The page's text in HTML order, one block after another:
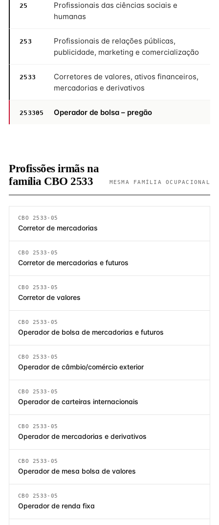
25
Profissionais das ciências sociais e
humanas
253
Profissionais de relações públicas,
publicidade, marketing e comercialização
2533
Corretores de valores, ativos financeiros,
mercadorias e derivativos
253305 Operador de bolsa – pregão
Profissões irmãs na
família CBO 2533
MESMA FAMÍLIA OCUPACIONAL
CBO 2533-05
Corretor de mercadorias
CBO 2533-05
Corretor de mercadorias e futuros
CBO 2533-05
Corretor de valores
CBO 2533-05
Operador de bolsa de mercadorias e futuros
CBO 2533-05
Operador de câmbio/comércio exterior
CBO 2533-05
Operador de carteiras internacionais
CBO 2533-05
Operador de mercadorias e derivativos
CBO 2533-05
Operador de mesa bolsa de valores
CBO 2533-05
Operador de renda fixa